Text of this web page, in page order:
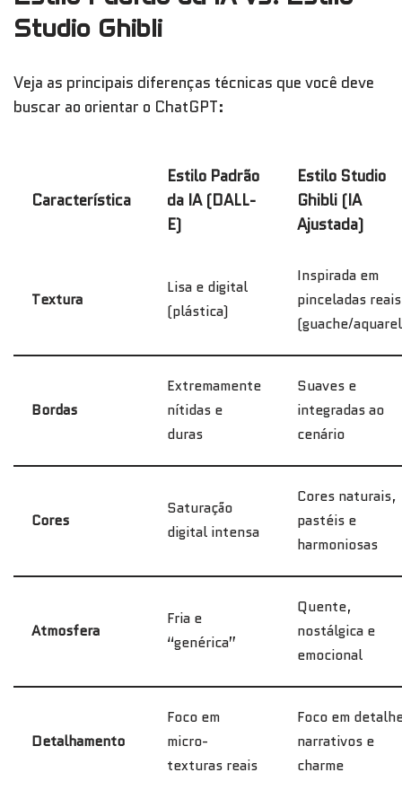
Studio Ghibli
Veja as principais diferenças técnicas que você deve
buscar ao orientar o ChatGPT:
Característica
Estilo Padrão
da IA (DALL-
E)
Estilo Studio
Ghibli (IA
Ajustada)
Textura
Lisa e digital
(plástica)
Inspirada em
pinceladas reais
(guache/
Bordas
Extremamente
nítidas e
duras
Suaves e
integradas ao
cenário
Cores
Saturação
digital intensa
Cores naturais,
pastéis e
harmoniosas
Atmosfera
Fria e
“genérica”
Quente,
nostálgica e
emocional
Detalhamento
Foco em
micro-
texturas reais
Foco em
narrativos e
charme